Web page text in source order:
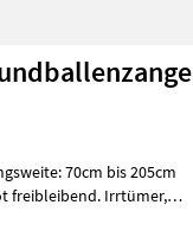
freibleibend. Irrtümer,